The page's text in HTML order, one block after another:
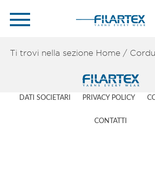
Ti trovi nella sezione Home /
DATI SOCIETARI PRIVACY POLICY
CONTATTI